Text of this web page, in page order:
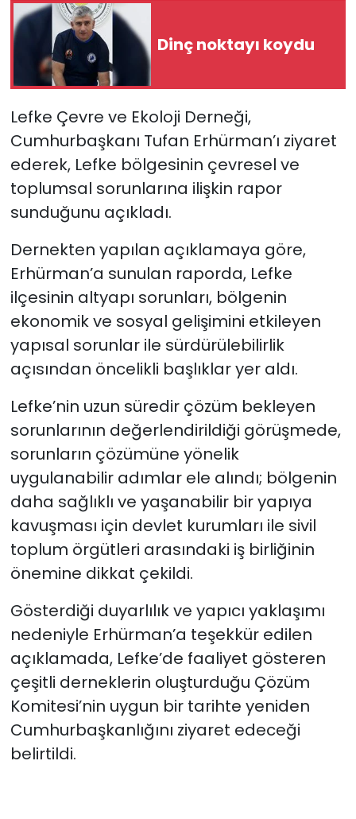
Dinç noktayı koydu
Lefke Çevre ve Ekoloji Derneği,
Cumhurbaşkanı Tufan Erhürman’ı ziyaret
ederek, Lefke bölgesinin çevresel ve
toplumsal sorunlarına ilişkin rapor
sunduğunu açıkladı.
Dernekten yapılan açıklamaya göre,
Erhürman’a sunulan raporda, Lefke
ilçesinin altyapı sorunları, bölgenin
ekonomik ve sosyal gelişimini etkileyen
yapısal sorunlar ile sürdürülebilirlik
açısından öncelikli başlıklar yer aldı.
Lefke’nin uzun süredir çözüm bekleyen
sorunlarının değerlendirildiği görüşmede,
sorunların çözümüne yönelik
uygulanabilir adımlar ele alındı; bölgenin
daha sağlıklı ve yaşanabilir bir yapıya
kavuşması için devlet kurumları ile sivil
toplum örgütleri arasındaki iş birliğinin
önemine dikkat çekildi.
Gösterdiği duyarlılık ve yapıcı yaklaşımı
nedeniyle Erhürman’a teşekkür edilen
açıklamada, Lefke’de faaliyet gösteren
çeşitli derneklerin oluşturduğu Çözüm
Komitesi’nin uygun bir tarihte yeniden
Cumhurbaşkanlığını ziyaret edeceği
belirtildi.
SAĞLIK
Spor
Teknoloji
TÜRKiYE
Video Galeri
YAŞAM
Yazarlar